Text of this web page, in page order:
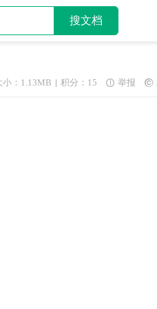
搜文档
小：1.13MB 积分：15  举报 